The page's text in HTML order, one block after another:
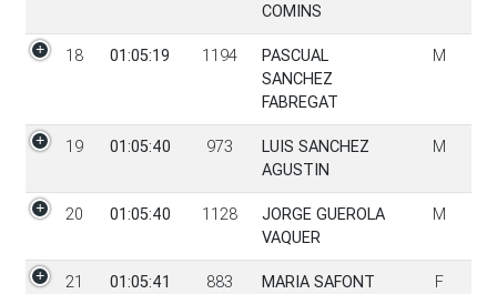
COMINS
18 01:05:19 1194
PASCUAL
SANCHEZ
FABREGAT
M
19 01:05:40 973
LUIS SANCHEZ
AGUSTIN
M
20 01:05:40 1128
JORGE GUEROLA
VAQUER
M
21 01:05:41 883
MARIA SAFONT
F